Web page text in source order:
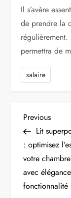
Il s’avère
de prendre la
régulièrement.
permettra de
salaire
N
a
v
i
Previous
Post
Previous
Lit
: optimisez
votre
avec
fonctionnalité